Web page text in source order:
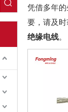
凭借多年的
要，请及
绝缘电线。